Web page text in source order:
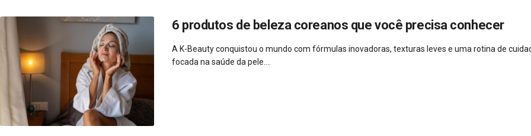
6 produtos de beleza coreanos que você precisa conhecer
A K-Beauty conquistou o mundo com fórmulas inovadoras, texturas leves e uma rotina de
focada na saúde da pele....